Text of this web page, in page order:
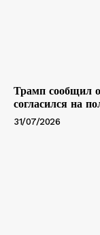
Трамп сообщил
согласился на
31/07/2026